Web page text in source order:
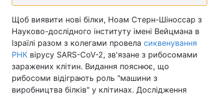
Архів Вакансії
Контакти
Послуги
Щоб виявити нові білки, Ноам Стерн-Шіноссар з
Науково-дослідного інституту імені Вейцмана в
Ізраїлі разом з колегами провела сиквенування
РНК вірусу SARS-CoV-2, зв'язане з рибосомами
заражених клітин. Видання пояснює, що
рибосоми відіграють роль "машини з
виробництва білків" у клітинах. Дослідження